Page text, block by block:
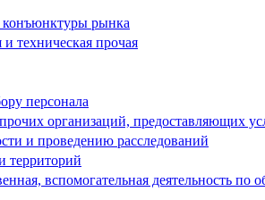
конъюнктуры рынка
и техническая прочая
персонала
организаций, предоставляющих
и проведению расследований
территорий
вспомогательная деятельность